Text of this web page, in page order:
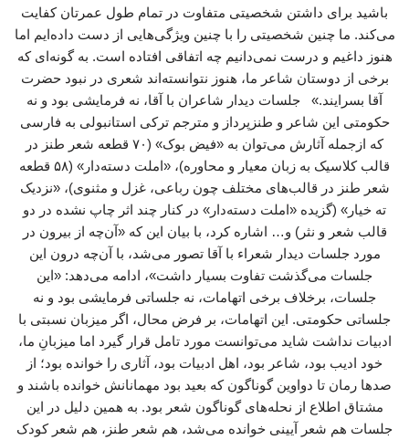
باشید برای داشتن شخصیتی متفاوت در تمام طول عمرتان کفایت
می‌کند. ما چنین شخصیتی را با چنین ویژگی‌هایی از دست داده‌ایم اما
هنوز داغیم و درست نمی‌دانیم چه اتفاقی افتاده است. به گونه‌ای که
برخی از دوستان شاعر ما، هنوز نتوانسته‌اند شعری در نبود حضرت
آقا بسرایند.» جلسات دیدار شاعران با آقا، نه فرمایشی بود و نه
حکومتی این شاعر و طنزپرداز و مترجم ترکی استانبولی به فارسی
که ازجمله آثارش می‌توان به «فیض بوک» (۷۰ قطعه شعر طنز در
قالب کلاسیک به زبان معیار و محاوره‌)، «املت دسته‌دار» (۵۸ قطعه
شعر طنز در قالب‌های مختلف چون رباعی، غزل و مثنوی)، «نزدیک
ته خیار» (گزیده «املت ‌دسته‌دار» در کنار چند اثر چاپ ‌نشده در دو
قالب شعر و نثر) و… اشاره کرد، با بیان این که «آن‌چه از بیرون در
مورد جلسات دیدار شعراء با آقا تصور می‌شد، با آن‌چه درون این
جلسات می‌گذشت تفاوت بسیار داشت»، ادامه می‌دهد: «این
جلسات، برخلاف برخی اتهامات، نه جلساتی فرمایشی بود و نه
جلساتی حکومتی. این اتهامات، بر فرض محال، اگر میزبان نسبتی با
ادبیات نداشت شاید می‌توانست مورد تامل قرار گیرد اما میزبانِ ما،
خود ادیب بود، شاعر بود، اهل ادبیات بود، آثاری را خوانده بود؛ از
صدها رمان تا دواوین گوناگون که بعید بود مهمانانش خوانده باشند و
مشتاق اطلاع از نحله‌های گوناگون شعر بود. به همین دلیل در این
جلسات هم شعر آیینی خوانده می‌شد، هم شعر طنز، هم شعر کودک